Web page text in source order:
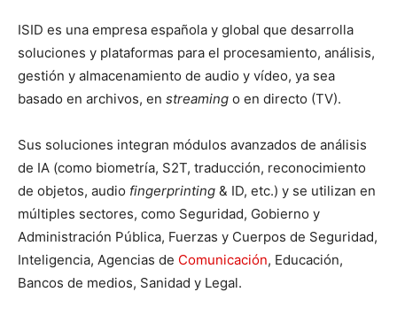
ISID es una empresa española y global que desarrolla
soluciones y plataformas para el procesamiento, análisis,
gestión y almacenamiento de audio y vídeo, ya sea
basado en archivos, en streaming o en directo (TV).
Sus soluciones integran módulos avanzados de análisis
de IA (como biometría, S2T, traducción, reconocimiento
de objetos, audio fingerprinting & ID, etc.) y se utilizan en
múltiples sectores, como Seguridad, Gobierno y
Administración Pública, Fuerzas y Cuerpos de Seguridad,
Inteligencia, Agencias de Comunicación, Educación,
Bancos de medios, Sanidad y Legal.